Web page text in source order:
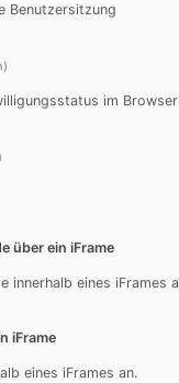
bitte an:
2
Benutzersitzung
im Browser
über ein iFrame
innerhalb eines iFrames
iFrame
eines iFrames an.